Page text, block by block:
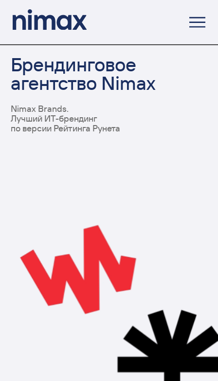
Брендинговое
агентство Nimax
Nimax Brands.
Лучший ИТ-брендинг
по версии Рейтинга Рунета